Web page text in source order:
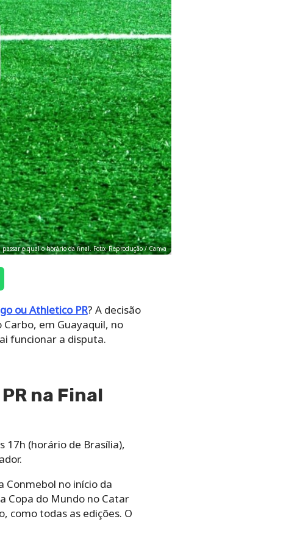
e qual o horário da final. Foto: Reprodução / Canva
ou Athletico PR? A decisão
em Guayaquil, no
funcionar a disputa.
na Final
17h (horário de Brasília),
Conmebol no início da
Copa do Mundo no Catar
como todas as edições. O